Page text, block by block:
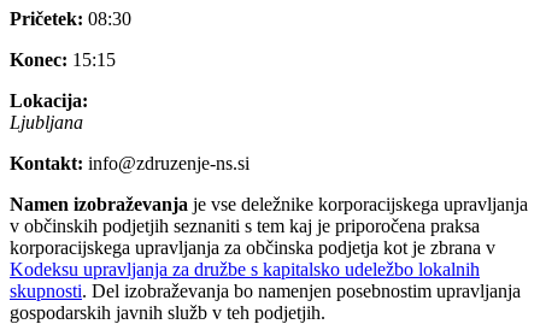
Pričetek: 08:30
Konec: 15:15
Lokacija:
Ljubljana
Kontakt: info@zdruzenje-ns.si
Namen izobraževanja je vse deležnike korporacijskega upravljanja
v občinskih podjetjih seznaniti s tem kaj je priporočena praksa
korporacijskega upravljanja za občinska podjetja kot je zbrana v
Kodeksu upravljanja za družbe s kapitalsko udeležbo lokalnih
skupnosti. Del izobraževanja bo namenjen posebnostim upravljanja
gospodarskih javnih služb v teh podjetjih.